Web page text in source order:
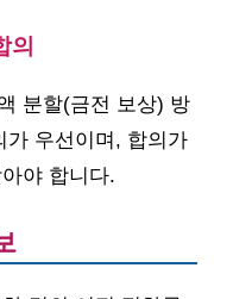
의
분할(금전 보상) 방
가 우선이며, 합의가
야 합니다.